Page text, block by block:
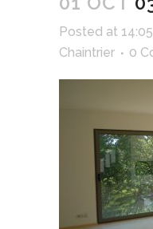
Posted at
Chaintrier
0